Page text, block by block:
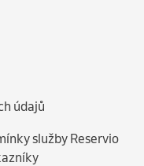
údajů
služby Reservio